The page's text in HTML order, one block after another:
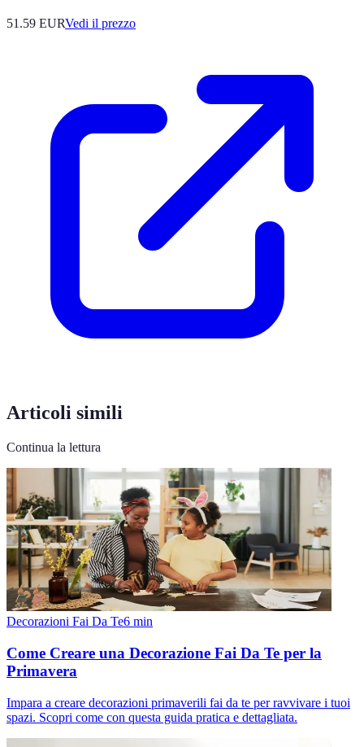
51.59 EURVedi il prezzo
Articoli simili
Continua la lettura
Decorazioni Fai Da Te6 min
Come Creare una Decorazione Fai Da Te per la
Primavera
Impara a creare decorazioni primaverili fai da te per ravvivare i tuoi
spazi. Scopri come con questa guida pratica e dettagliata.